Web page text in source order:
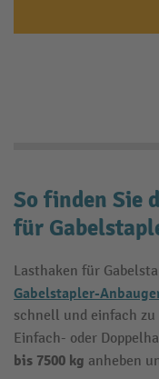
So finden Sie
für
Lasthaken für
Gabelstapler-
schnell und einfach
Einfach- oder
bis 7500 kg anheben